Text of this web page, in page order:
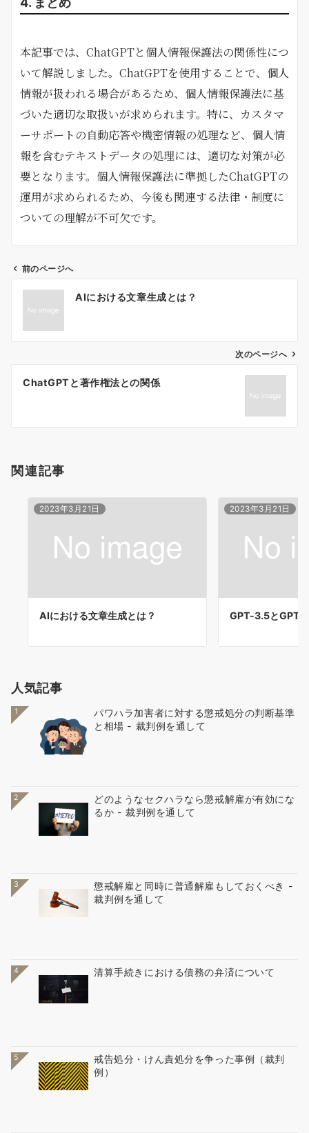
本記事では、ChatGPTと個人情報保護法の関係性につ
いて解説しました。ChatGPTを使用することで、個人
情報が扱われる場合があるため、個人情報保護法に基
づいた適切な取扱いが求められます。特に、カスタマ
ーサポートの自動応答や機密情報の処理など、個人情
報を含むテキストデータの処理には、適切な対策が必
要となります。個人情報保護法に準拠したChatGPTの
運用が求められるため、今後も関連する法律・制度に
ついての理解が不可欠です。
前のページへ
AIにおける文章生成とは？
次のページへ
ChatGPTと著作権法との関係
関連記事
2023年3月21日
AIにおける文章生成とは？
2023年3月21日
GPT-3.5とGPT-
人気記事
1
パワハラ加害者に対する懲戒処分の判断基準
と相場 - 裁判例を通して
2
どのようなセクハラなら懲戒解雇が有効にな
るか - 裁判例を通して
3
懲戒解雇と同時に普通解雇もしておくべき -
裁判例を通して
4 清算手続きにおける債務の弁済について
5
戒告処分・けん責処分を争った事例（裁判
例）